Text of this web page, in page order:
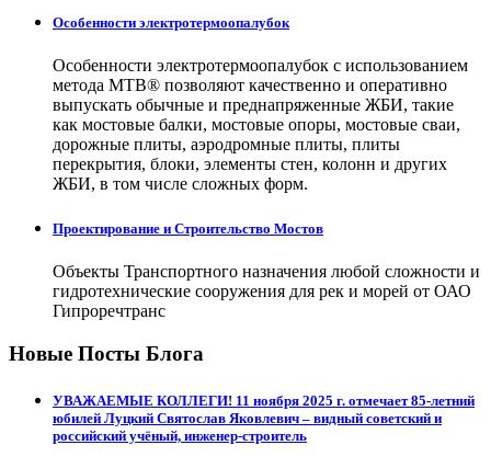
Особенности электротермоопалубок
Особенности электротермоопалубок с использованием
метода МТВ® позволяют качественно и оперативно
выпускать обычные и преднапряженные ЖБИ, такие
как мостовые балки, мостовые опоры, мостовые сваи,
дорожные плиты, аэродромные плиты, плиты
перекрытия, блоки, элементы стен, колонн и других
ЖБИ, в том числе сложных форм.
Проектирование и Строительство Мостов
Объекты Транспортного назначения любой сложности и
гидротехнические сооружения для рек и морей от ОАО
Гипроречтранс
Новые Посты Блога
УВАЖАЕМЫЕ КОЛЛЕГИ! 11 ноября 2025 г. отмечает 85-летний
юбилей Луцкий Святослав Яковлевич – видный советский и
российский учёный, инженер-строитель